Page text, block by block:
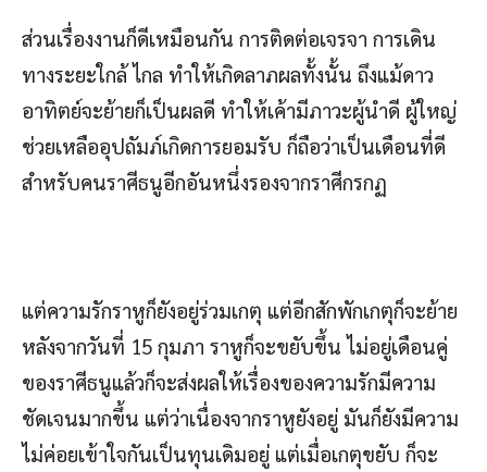
ส่วนเรื่องงานก็ดีเหมือนกัน การติดต่อเจรจา การเดิน
ทางระยะใกล้ ไกล ทำให้เกิดลาภผลทั้งนั้น ถึงแม้ดาว
อาทิตย์จะย้ายก็เป็นผลดี ทำให้เค้ามีภาวะผู้นำดี ผู้ใหญ่
ช่วยเหลืออุปถัมภ์เกิดการยอมรับ ก็ถือว่าเป็นเดือนที่ดี
สำหรับคนราศีธนูอีกอันหนึ่งรองจากราศีกรกฏ
แต่ความรักราหูก็ยังอยู่ร่วมเกตุ แต่อีกสักพักเกตุก็จะย้าย
หลังจากวันที่ 15 กุมภา ราหูก็จะขยับขึ้น ไม่อยู่เดือนคู่
ของราศีธนูแล้วก็จะส่งผลให้เรื่องของความรักมีความ
ชัดเจนมากขึ้น แต่ว่าเนื่องจากราหูยังอยู่ มันก็ยังมีความ
ไม่ค่อยเข้าใจกันเป็นทุนเดิมอยู่ แต่เมื่อเกตุขยับ ก็จะ